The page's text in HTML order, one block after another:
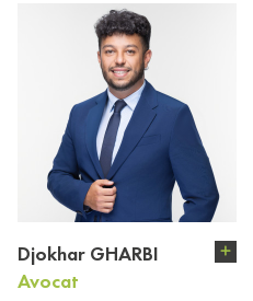
Djokhar GHARBI
Avocat